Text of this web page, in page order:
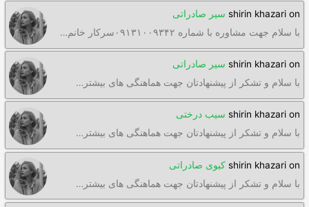
shirin khazari on
سیر صادراتی
با سلام جهت مشاوره با شماره ۰۹۱۳۱۰۰۹۳۴۲سرکار خانم…
shirin khazari on
سیر صادراتی
با سلام و تشکر از پیشنهادتان جهت هماهنگی های بیشتر…
shirin khazari on
سیب درختی
با سلام و تشکر از پیشنهادتان جهت هماهنگی های بیشتر…
shirin khazari on
کیوی صادراتی
با سلام و تشکر از پیشنهادتان جهت هماهنگی های بیشتر…